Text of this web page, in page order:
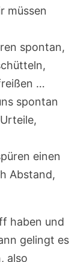
müssen
spontan,
…
spontan
einen
Abstand,
haben und
gelingt es
also